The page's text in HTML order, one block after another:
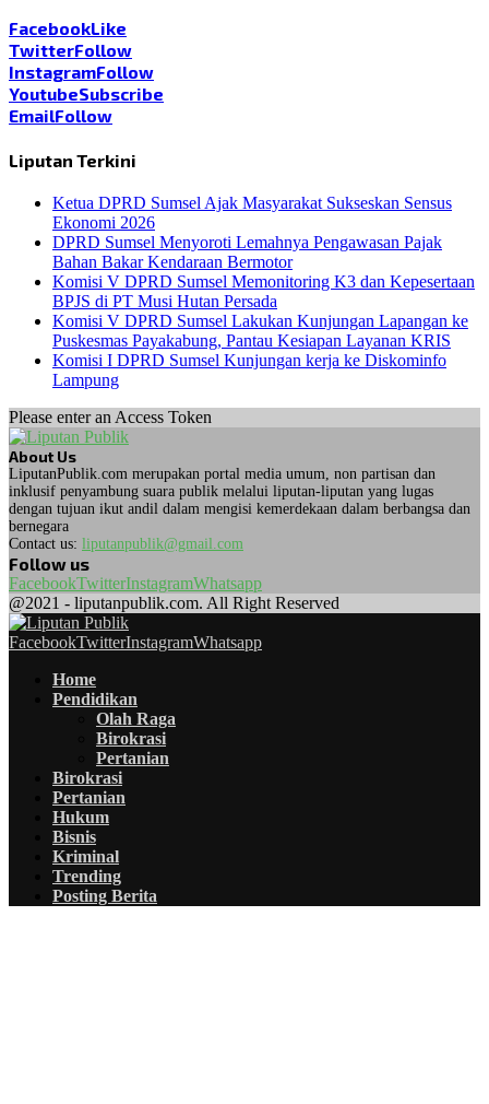
FacebookLike
TwitterFollow
InstagramFollow
YoutubeSubscribe
EmailFollow
Liputan Terkini
Ketua DPRD Sumsel Ajak Masyarakat Sukseskan Sensus
Ekonomi 2026
DPRD Sumsel Menyoroti Lemahnya Pengawasan Pajak
Bahan Bakar Kendaraan Bermotor
Komisi V DPRD Sumsel Memonitoring K3 dan Kepesertaan
BPJS di PT Musi Hutan Persada
Komisi V DPRD Sumsel Lakukan Kunjungan Lapangan ke
Puskesmas Payakabung, Pantau Kesiapan Layanan KRIS
Komisi I DPRD Sumsel Kunjungan kerja ke Diskominfo
Lampung
Please enter an Access Token
About Us
LiputanPublik.com merupakan portal media umum, non partisan dan
inklusif penyambung suara publik melalui liputan-liputan yang lugas
dengan tujuan ikut andil dalam mengisi kemerdekaan dalam berbangsa dan
bernegara
Contact us: liputanpublik@gmail.com
Follow us
FacebookTwitterInstagramWhatsapp
@2021 - liputanpublik.com. All Right Reserved
FacebookTwitterInstagramWhatsapp
Home
Pendidikan
Olah Raga
Birokrasi
Pertanian
Birokrasi
Pertanian
Hukum
Bisnis
Kriminal
Trending
Posting Berita